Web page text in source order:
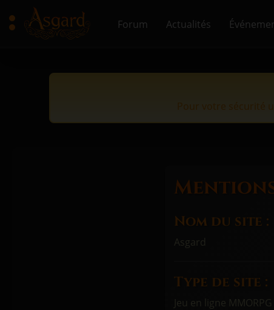
Forum Actualités
Nom du site :
Asgard
Type de site :
Jeu en ligne MMORPG